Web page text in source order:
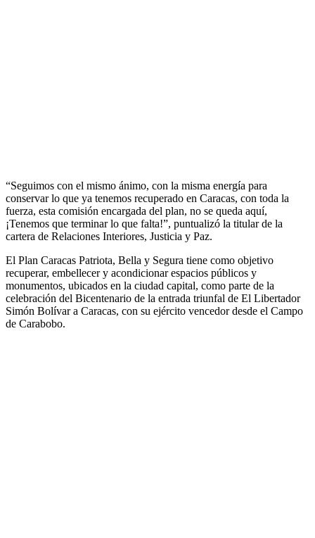
“Seguimos con el mismo ánimo, con la misma energía para
conservar lo que ya tenemos recuperado en Caracas, con toda la
fuerza, esta comisión encargada del plan, no se queda aquí,
¡Tenemos que terminar lo que falta!”, puntualizó la titular de la
cartera de Relaciones Interiores, Justicia y Paz.
El Plan Caracas Patriota, Bella y Segura tiene como objetivo
recuperar, embellecer y acondicionar espacios públicos y
monumentos, ubicados en la ciudad capital, como parte de la
celebración del Bicentenario de la entrada triunfal de El Libertador
Simón Bolívar a Caracas, con su ejército vencedor desde el Campo
de Carabobo.